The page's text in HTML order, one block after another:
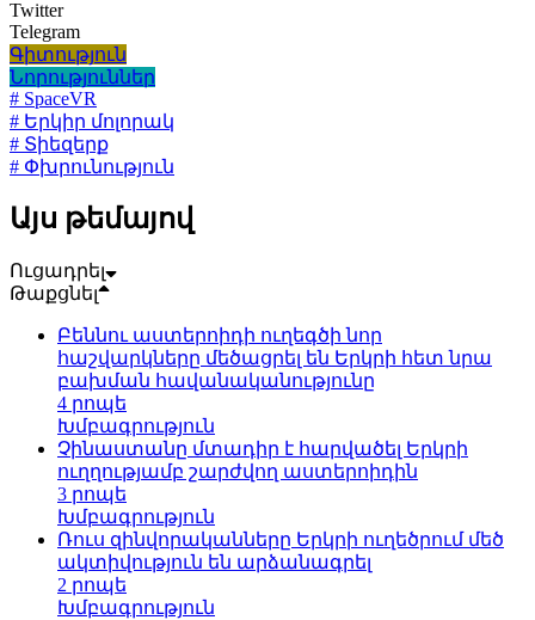
Twitter
Telegram
Գիտություն
Նորություններ
# SpaceVR
# Երկիր մոլորակ
# Տիեզերք
# Փխրունություն
Այս թեմայով
Ուցադրել
Թաքցնել
Բեննու աստերոիդի ուղեգծի նոր
հաշվարկները մեծացրել են Երկրի հետ նրա
բախման հավանականությունը
4 րոպե
Խմբագրություն
Չինաստանը մտադիր է հարվածել Երկրի
ուղղությամբ շարժվող աստերոիդին
3 րոպե
Խմբագրություն
Ռուս զինվորականները Երկրի ուղեծրում մեծ
ակտիվություն են արձանագրել
2 րոպե
Խմբագրություն